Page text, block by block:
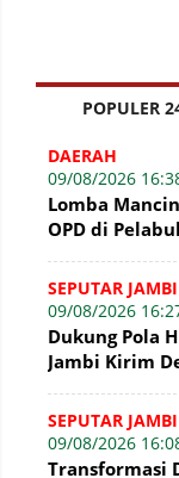
POPULER
DAERAH
09/08/2026
Lomba
OPD di
Barat
SEPUTAR JAMBI
09/08/2026
Dukung Pola
Jambi Kirim
SEPUTAR JAMBI
09/08/2026
Transformasi